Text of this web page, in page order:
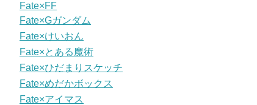
Fate×FF
Fate×Gガンダム
Fate×けいおん
Fate×とある魔術
Fate×ひだまりスケッチ
Fate×めだかボックス
Fate×アイマス